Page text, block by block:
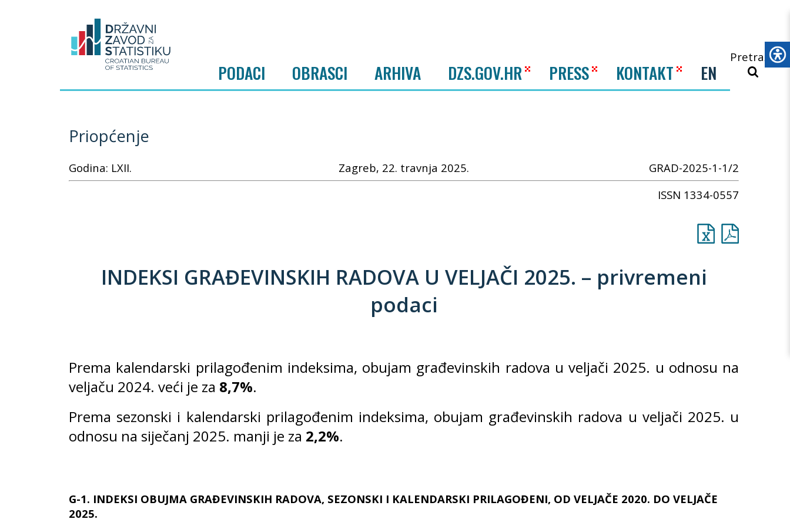
PODACI OBRASCI ARHIVA DZS.GOV.HR PRESS KONTAKT EN
Pretraži
Priopćenje
Godina: LXII. Zagreb, 22. travnja 2025.
GRAD-2025-1-1/2
ISSN 1334-0557
INDEKSI GRAĐEVINSKIH RADOVA U VELJAČI 2025. – privremeni
podaci
Prema kalendarski prilagođenim indeksima, obujam građevinskih radova u veljači 2025. u odnosu na
veljaču 2024. veći je za 8,7%.
Prema sezonski i kalendarski prilagođenim indeksima, obujam građevinskih radova u veljači 2025. u
odnosu na siječanj 2025. manji je za 2,2%.
G-1. INDEKSI OBUJMA GRAĐEVINSKIH RADOVA, SEZONSKI I KALENDARSKI PRILAGOĐENI, OD VELJAČE 2020. DO VELJAČE
2025.